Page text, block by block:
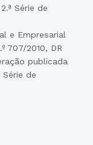
Série de
e Empresarial
707/2010, DR
publicada
Série de